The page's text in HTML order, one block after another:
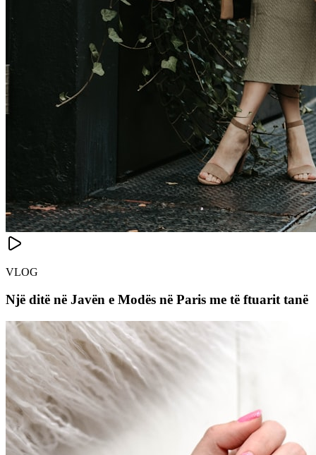
VLOG
Një ditë në Javën e Modës në Paris me të ftuarit tanë